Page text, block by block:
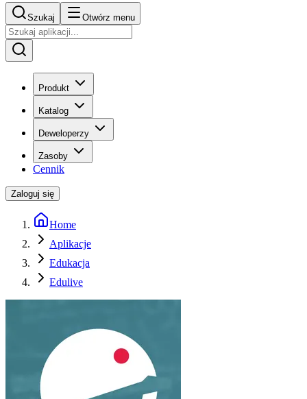
Szukaj Otwórz menu
Produkt
Katalog
Deweloperzy
Zasoby
Cennik
Zaloguj się
Home
Aplikacje
Edukacja
Edulive